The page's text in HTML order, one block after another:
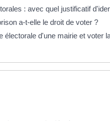
: avec quel justificatif
a-t-elle le droit de voter ?
électorale d'une mairie et voter